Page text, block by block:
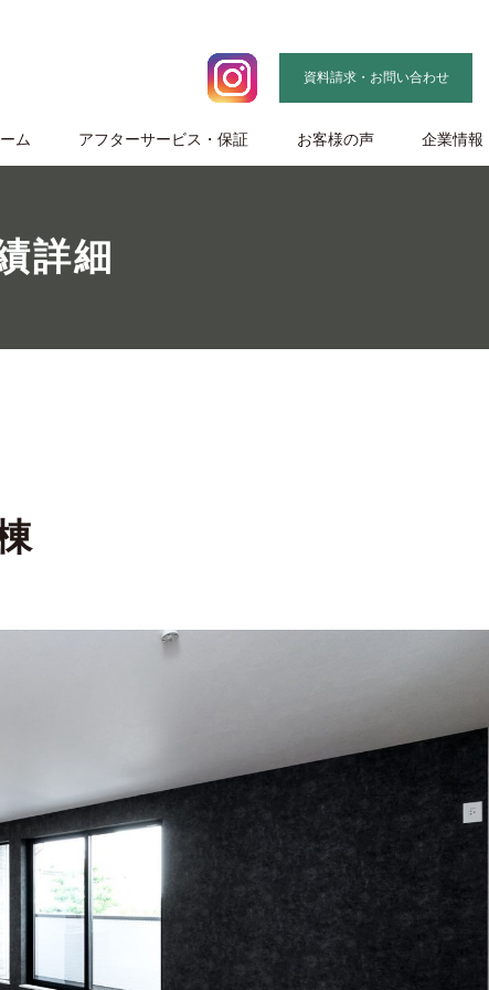
資料請求・お問い合わせ
ム アフターサービス・保証 お客様の声 企業情報
詳細